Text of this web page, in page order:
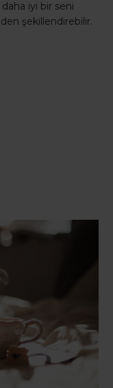
daha iyi bir seni
şekillendirebilir.